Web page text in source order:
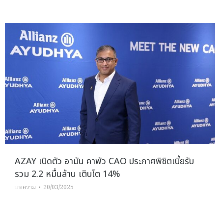
AZAY เปิดตัว อามัน คาพัว CAO ประกาศพิชิตเบี้ยรับ
รวม 2.2 หมื่นล้าน เติบโต 14%
บทความ 20/03/2025